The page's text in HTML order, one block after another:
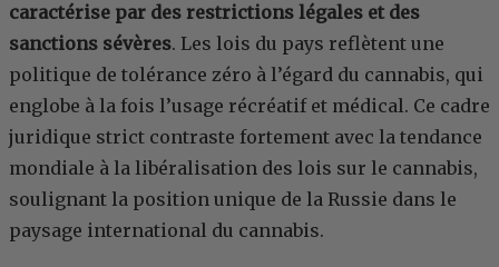
caractérise par des restrictions légales et des
sanctions sévères. Les lois du pays reflètent une
politique de tolérance zéro à l’égard du cannabis, qui
englobe à la fois l’usage récréatif et médical. Ce cadre
juridique strict contraste fortement avec la tendance
mondiale à la libéralisation des lois sur le cannabis,
soulignant la position unique de la Russie dans le
paysage international du cannabis.